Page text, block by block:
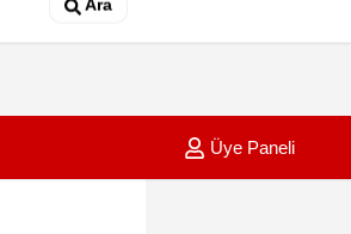
Ara
01:05
Üye Paneli